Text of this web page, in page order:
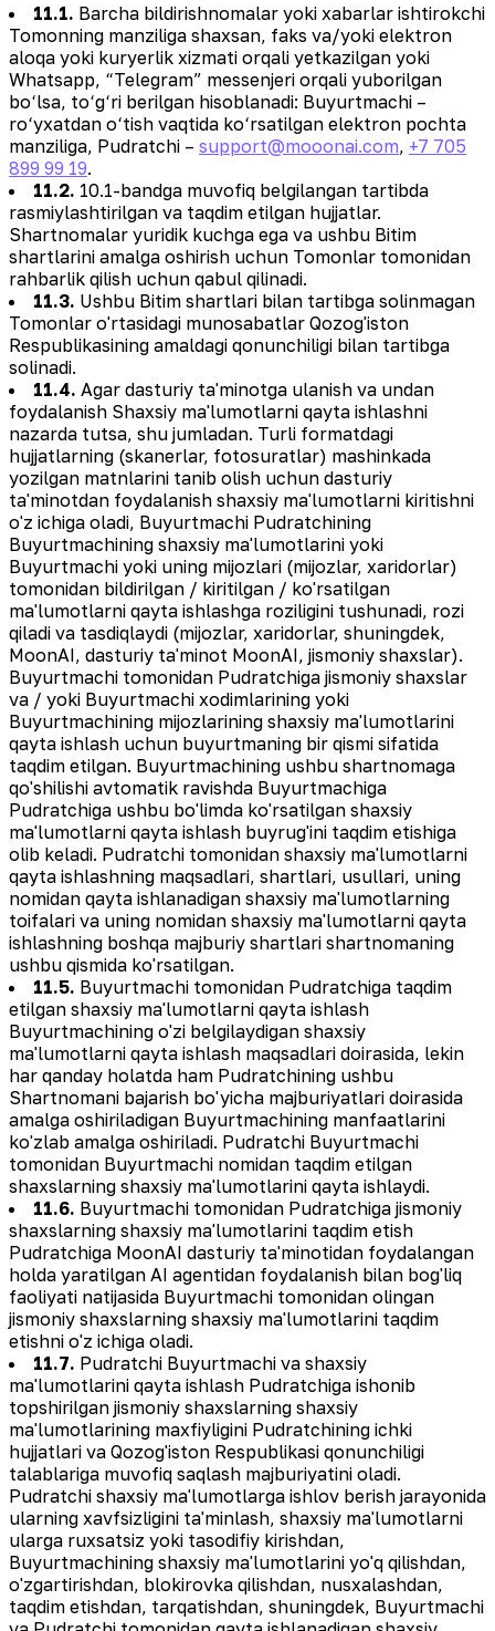
11.1. Barcha bildirishnomalar yoki xabarlar ishtirokchi
Tomonning manziliga shaxsan, faks va/yoki elektron
aloqa yoki kuryerlik xizmati orqali yetkazilgan yoki
Whatsapp, “Telegram” messenjeri orqali yuborilgan
bo‘lsa, to‘g‘ri berilgan hisoblanadi: Buyurtmachi –
ro‘yxatdan o‘tish vaqtida ko‘rsatilgan elektron pochta
manziliga, Pudratchi – support@mooonai.com, +7 705
899 99 19.
11.2. 10.1-bandga muvofiq belgilangan tartibda
rasmiylashtirilgan va taqdim etilgan hujjatlar.
Shartnomalar yuridik kuchga ega va ushbu Bitim
shartlarini amalga oshirish uchun Tomonlar tomonidan
rahbarlik qilish uchun qabul qilinadi.
11.3. Ushbu Bitim shartlari bilan tartibga solinmagan
Tomonlar o'rtasidagi munosabatlar Qozog'iston
Respublikasining amaldagi qonunchiligi bilan tartibga
solinadi.
11.4. Agar dasturiy ta'minotga ulanish va undan
foydalanish Shaxsiy ma'lumotlarni qayta ishlashni
nazarda tutsa, shu jumladan. Turli formatdagi
hujjatlarning (skanerlar, fotosuratlar) mashinkada
yozilgan matnlarini tanib olish uchun dasturiy
ta'minotdan foydalanish shaxsiy ma'lumotlarni kiritishni
o'z ichiga oladi, Buyurtmachi Pudratchining
Buyurtmachining shaxsiy ma'lumotlarini yoki
Buyurtmachi yoki uning mijozlari (mijozlar, xaridorlar)
tomonidan bildirilgan / kiritilgan / ko'rsatilgan
ma'lumotlarni qayta ishlashga roziligini tushunadi, rozi
qiladi va tasdiqlaydi (mijozlar, xaridorlar, shuningdek,
MoonAI, dasturiy ta'minot MoonAI, jismoniy shaxslar).
Buyurtmachi tomonidan Pudratchiga jismoniy shaxslar
va / yoki Buyurtmachi xodimlarining yoki
Buyurtmachining mijozlarining shaxsiy ma'lumotlarini
qayta ishlash uchun buyurtmaning bir qismi sifatida
taqdim etilgan. Buyurtmachining ushbu shartnomaga
qo'shilishi avtomatik ravishda Buyurtmachiga
Pudratchiga ushbu bo'limda ko'rsatilgan shaxsiy
ma'lumotlarni qayta ishlash buyrug'ini taqdim etishiga
olib keladi. Pudratchi tomonidan shaxsiy ma'lumotlarni
qayta ishlashning maqsadlari, shartlari, usullari, uning
nomidan qayta ishlanadigan shaxsiy ma'lumotlarning
toifalari va uning nomidan shaxsiy ma'lumotlarni qayta
ishlashning boshqa majburiy shartlari shartnomaning
ushbu qismida ko'rsatilgan.
11.5. Buyurtmachi tomonidan Pudratchiga taqdim
etilgan shaxsiy ma'lumotlarni qayta ishlash
Buyurtmachining o'zi belgilaydigan shaxsiy
ma'lumotlarni qayta ishlash maqsadlari doirasida, lekin
har qanday holatda ham Pudratchining ushbu
Shartnomani bajarish bo'yicha majburiyatlari doirasida
amalga oshiriladigan Buyurtmachining manfaatlarini
ko'zlab amalga oshiriladi. Pudratchi Buyurtmachi
tomonidan Buyurtmachi nomidan taqdim etilgan
shaxslarning shaxsiy ma'lumotlarini qayta ishlaydi.
11.6. Buyurtmachi tomonidan Pudratchiga jismoniy
shaxslarning shaxsiy ma'lumotlarini taqdim etish
Pudratchiga MoonAI dasturiy ta'minotidan foydalangan
holda yaratilgan AI agentidan foydalanish bilan bog'liq
faoliyati natijasida Buyurtmachi tomonidan olingan
jismoniy shaxslarning shaxsiy ma'lumotlarini taqdim
etishni o'z ichiga oladi.
11.7. Pudratchi Buyurtmachi va shaxsiy
ma'lumotlarini qayta ishlash Pudratchiga ishonib
topshirilgan jismoniy shaxslarning shaxsiy
ma'lumotlarining maxfiyligini Pudratchining ichki
hujjatlari va Qozog'iston Respublikasi qonunchiligi
talablariga muvofiq saqlash majburiyatini oladi.
Pudratchi shaxsiy ma'lumotlarga ishlov berish jarayonida
ularning xavfsizligini ta'minlash, shaxsiy ma'lumotlarni
ularga ruxsatsiz yoki tasodifiy kirishdan,
Buyurtmachining shaxsiy ma'lumotlarini yo'q qilishdan,
o'zgartirishdan, blokirovka qilishdan, nusxalashdan,
taqdim etishdan, tarqatishdan, shuningdek, Buyurtmachi